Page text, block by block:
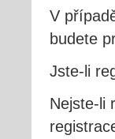
V
budete
Jste-li
Nejste-li